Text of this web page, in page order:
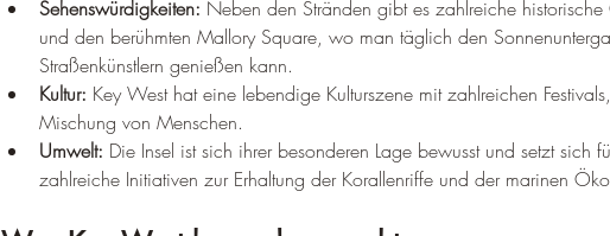
Sehenswürdigkeiten: Neben den Stränden gibt es zahlreiche
und den berühmten Mallory Square, wo man täglich den
Straßenkünstlern genießen kann.
Kultur: Key West hat eine lebendige Kulturszene mit zahlreichen
Mischung von Menschen.
Umwelt: Die Insel ist sich ihrer besonderen Lage bewusst und setzt sich
zahlreiche Initiativen zur Erhaltung der Korallenriffe und der marinen